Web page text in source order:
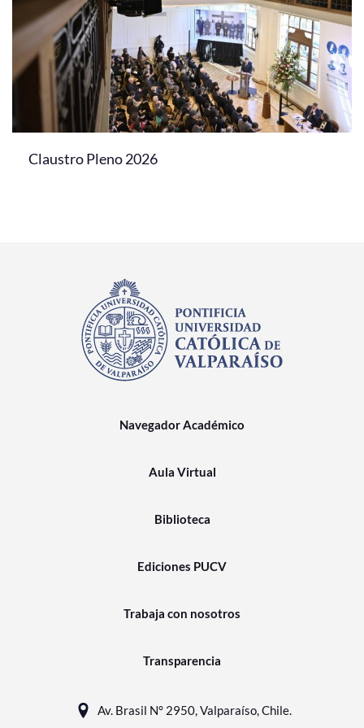
Claustro Pleno 2026
Navegador Académico
Aula Virtual
Biblioteca
Ediciones PUCV
Trabaja con nosotros
Transparencia
Av. Brasil N° 2950, Valparaíso, Chile.